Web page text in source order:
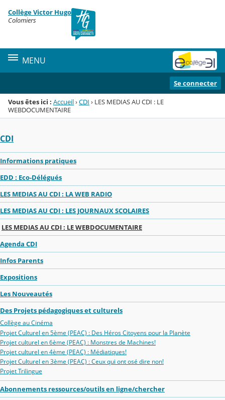
Menu de la rubrique
Contenu
Collège Victor Hugo
Colomiers
MENU
Se connecter
Vous êtes ici : Accueil›CDI › LES MEDIAS AU CDI : LE
WEBDOCUMENTAIRE
CDI
Informations pratiques
EDD : Eco-Délégués
LES MEDIAS AU CDI : LA WEB RADIO
LES MEDIAS AU CDI : LES JOURNAUX SCOLAIRES
LES MEDIAS AU CDI : LE WEBDOCUMENTAIRE
Agenda CDI
Infos Parents
Expositions
Les Nouveautés
Des Projets pédagogiques et culturels
Collège au Cinéma
Projet Culturel en 5ème (PEAC) : Des Héros Citoyens pour la Planète
Projet culturel en 6ème (PEAC) : Monstres de Machines!
Projet culturel en 4ème (PEAC) : Médiatiques!
Projet Culturel en 3ème (PEAC) : Ceux qui ont osé dire non!
Projet Trilingue
Abonnements ressources/outils en ligne/chercher